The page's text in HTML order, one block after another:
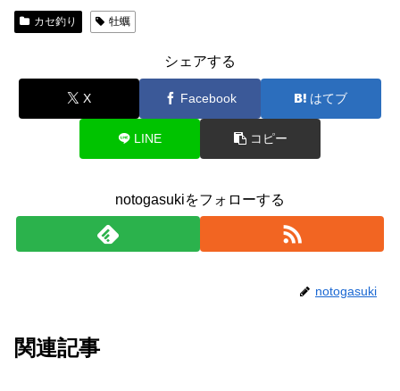
カセ釣り 牡蠣
シェアする
X Facebook はてブ
LINE コピー
notogasukiをフォローする
notogasuki
関連記事